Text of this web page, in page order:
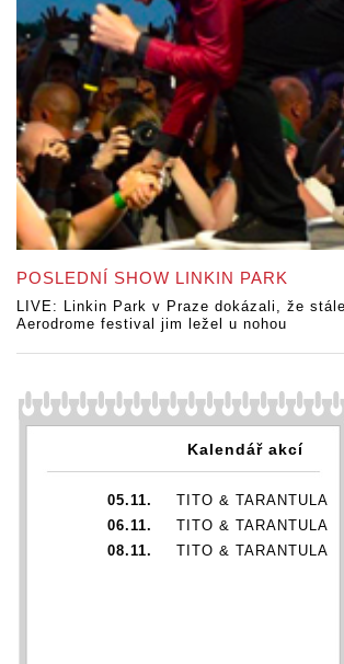
POSLEDNÍ SHOW LINKIN PARK
LIVE: Linkin Park v Praze dokázali, že
Aerodrome festival jim ležel u nohou
Kalendář akcí
05.11.
TITO & TARANTULA
06.11.
TITO & TARANTULA
08.11.
TITO & TARANTULA